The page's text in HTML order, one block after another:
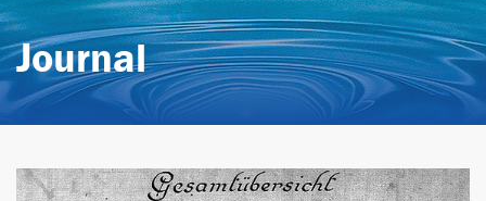
Journal